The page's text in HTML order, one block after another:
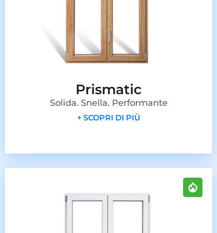
Prismatic
Solida. Snella. Performante
+ SCOPRI DI PIÙ